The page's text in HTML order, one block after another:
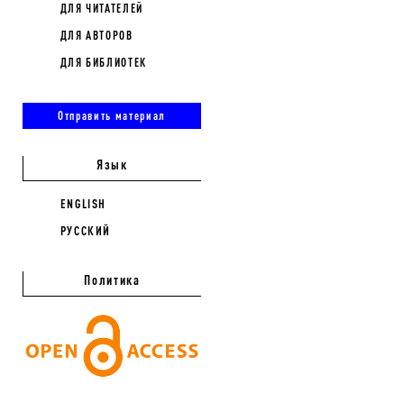
ДЛЯ ЧИТАТЕЛЕЙ
ДЛЯ АВТОРОВ
ДЛЯ БИБЛИОТЕК
Отправить материал
Язык
ENGLISH
РУССКИЙ
Политика